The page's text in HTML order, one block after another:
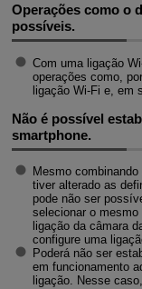
Operações como o
possíveis.
Com uma ligação
operações como,
ligação Wi-Fi e, em
Não é possível
smartphone.
Mesmo
tiver alterado as
pode não ser
selecionar o
ligação da câmara
configure uma
Poderá não ser
em funcionamento
ligação. Nesse